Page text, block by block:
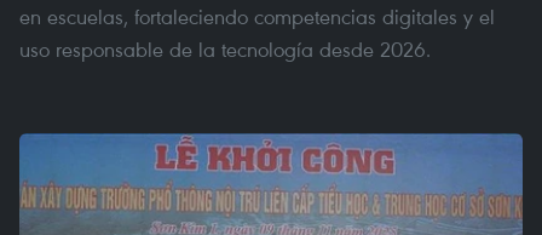
en escuelas, fortaleciendo competencias digitales y el
uso responsable de la tecnología desde 2026.